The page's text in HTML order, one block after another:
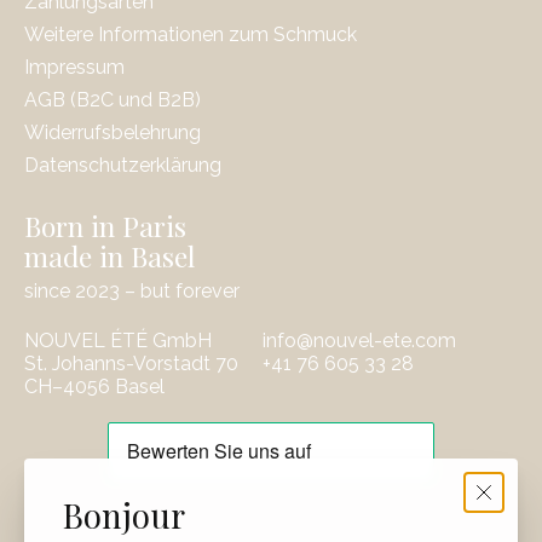
Weitere Informationen zum Schmuck
Impressum
AGB (B2C und B2B)
Widerrufsbelehrung
Datenschutzerklärung
Born in Paris
made in Basel
since 2023 – but forever
NOUVEL ÉTÉ GmbH
St. Johanns-Vorstadt 70
CH–4056 Basel
info@nouvel-ete.com
‭+41 76 605 33 28
Bonjour